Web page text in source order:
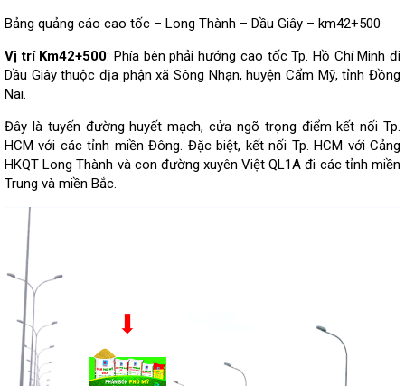
Bảng quảng cáo cao tốc – Long Thành – Dầu Giây – km42+500
Vị trí Km42+500: Phía bên phải hướng cao tốc Tp. Hồ Chí Minh đi
Dầu Giây thuộc địa phận xã Sông Nhạn, huyện Cẩm Mỹ, tỉnh Đồng
Nai.
Đây là tuyến đường huyết mạch, cửa ngõ trọng điểm kết nối Tp.
HCM với các tỉnh miền Đông. Đặc biệt, kết nối Tp. HCM với Cảng
HKQT Long Thành và con đường xuyên Việt QL1A đi các tỉnh miền
Trung và miền Bắc.